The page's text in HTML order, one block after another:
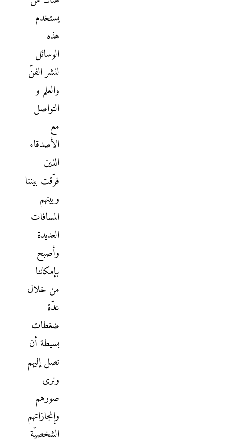
يستخدم
هذه
الوسائل
لنشر الفنّ
والعلم و
التواصل
مع
الأصدقاء
الذين
فرّقت بيننا
وبينهم
المسافات
العديدة
وأصبح
بإمكاننا
من خلال
عدّة
ضغطات
بسيطة أن
نصل إليهم
ونرى
صورهم
وإنجازاتهم
الشخصيّة